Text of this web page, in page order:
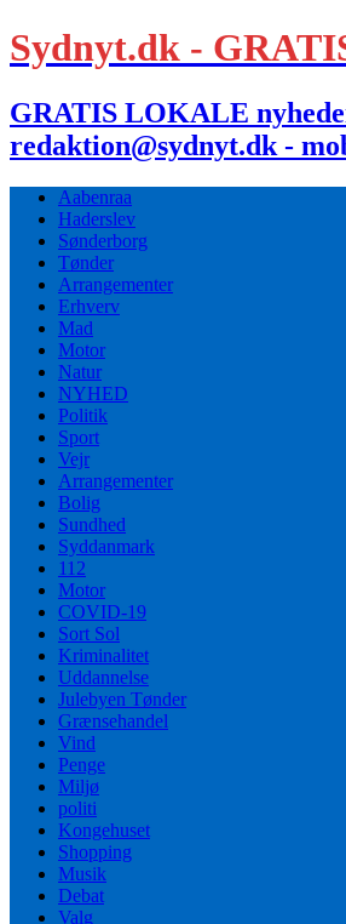
Sydnyt.dk -
GRATIS LOKALE
redaktion@sydnyt.dk -
Aabenraa
Haderslev
Sønderborg
Tønder
Arrangementer
Erhverv
Mad
Motor
Natur
NYHED
Politik
Sport
Vejr
Arrangementer
Bolig
Sundhed
Syddanmark
112
Motor
COVID-19
Sort Sol
Kriminalitet
Uddannelse
Julebyen Tønder
Grænsehandel
Vind
Penge
Miljø
politi
Kongehuset
Shopping
Musik
Debat
Valg